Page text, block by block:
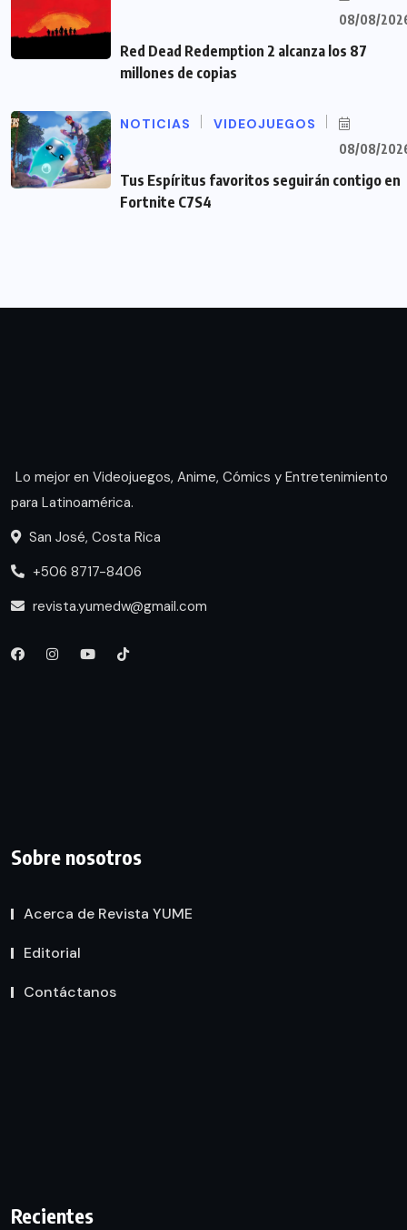
08/08/
Red Dead Redemption 2 alcanza los 87
millones de copias
NOTICIAS VIDEOJUEGOS
08/08/
Tus Espíritus favoritos seguirán contigo en
Fortnite C7S4
Lo mejor en Videojuegos, Anime, Cómics y Entretenimiento
para Latinoamérica.
San José, Costa Rica
+506 8717-8406
revista.yumedw@gmail.com
Sobre nosotros
Acerca de Revista YUME
Editorial
Contáctanos
Recientes